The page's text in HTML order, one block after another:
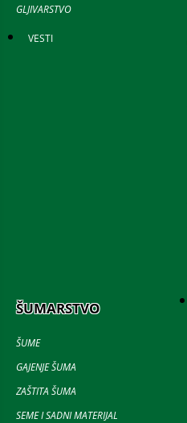
GLJIVARSTVO
VESTI
ŠUMARSTVO
ŠUME
GAJENJE ŠUMA
ZAŠTITA ŠUMA
SEME I SADNI MATERIJAL